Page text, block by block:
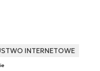
INTERNETOWE